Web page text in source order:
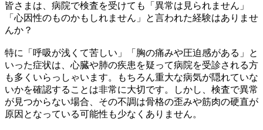
皆さまは、病院で検査を受けても「異常は見られません」
「心因性のものかもしれません」と言われた経験はありませ
んか？
特に「呼吸が浅くて苦しい」「胸の痛みや圧迫感がある」と
いった症状は、心臓や肺の疾患を疑って病院を受診される方
も多くいらっしゃいます。もちろん重大な病気が隠れていな
いかを確認することは非常に大切です。しかし、検査で異常
が見つからない場合、その不調は骨格の歪みや筋肉の硬直が
原因となっている可能性も少なくありません。